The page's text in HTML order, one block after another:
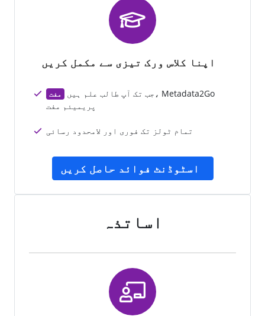
اپنا کلاس ورک تیزی سے مکمل کریں
مفت جب تک آپ طالب علم ہیں، Metadata2Go
پریمیئم مفت
تمام ٹولز تک فوری اور لامحدود رسائی
اسٹوڈنٹ فوائد حاصل کریں
اساتذہ